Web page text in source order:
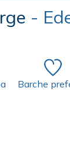
-
Barche